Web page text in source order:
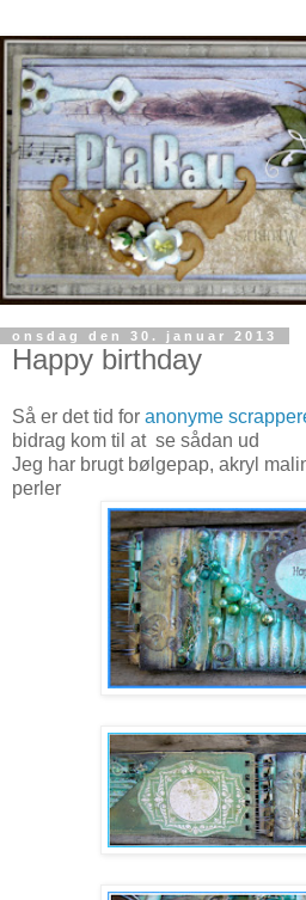
onsdag den 30. januar 2013
Happy birthday
Så er det tid for anonyme
bidrag kom til at se sådan ud
Jeg har brugt bølgepap, akryl
perler